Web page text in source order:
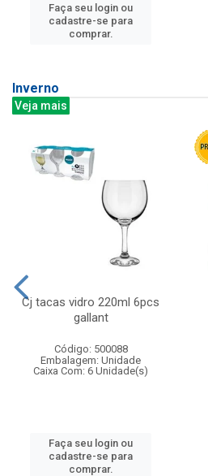
Faça seu login ou
cadastre-se para
comprar.
Inverno
Veja mais
Cj tacas vidro 220ml 6pcs
gallant
Código: 500088
Embalagem: Unidade
Caixa Com: 6 Unidade(s)
Faça seu login ou
cadastre-se para
comprar.